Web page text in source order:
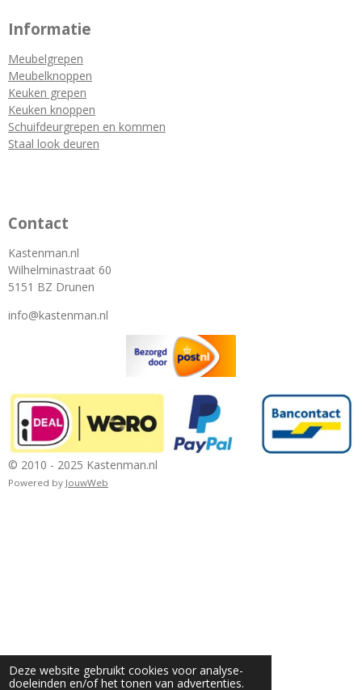
Deze website gebruikt cookies voor analyse-
doeleinden en/of het tonen van advertenties.
Informatie
Meubelgrepen
Meubelknoppen
Keuken grepen
Keuken knoppen
Schuifdeurgrepen en kommen
Staal look deuren
Contact
Kastenman.nl
Wilhelminastraat 60
5151 BZ Drunen
info@kastenman.nl
© 2010 - 2025 Kastenman.nl
Powered by JouwWeb